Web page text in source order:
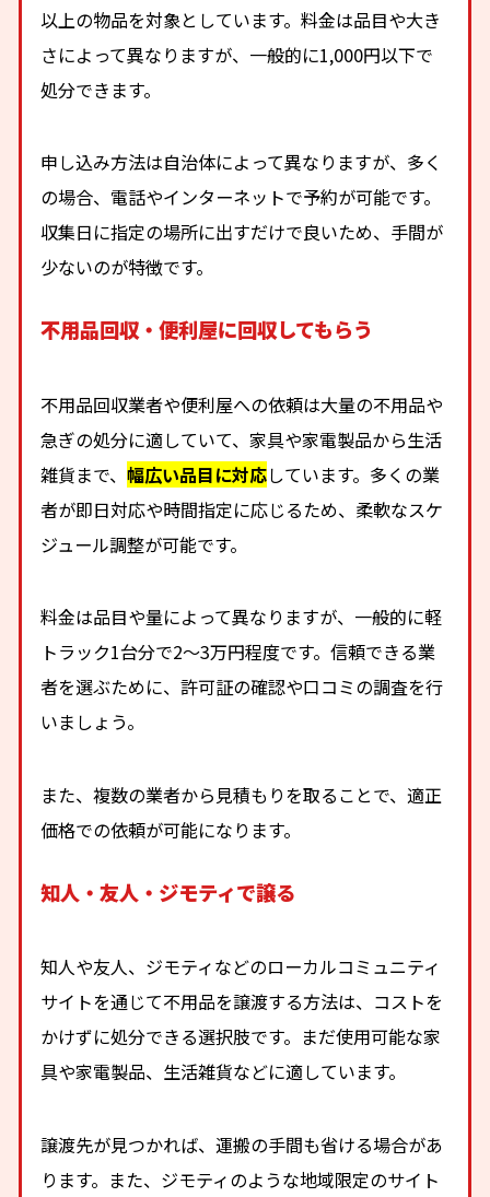
以上の物品を対象としています。料金は品目や大き
さによって異なりますが、一般的に1,000円以下で
処分できます。
申し込み方法は自治体によって異なりますが、多く
の場合、電話やインターネットで予約が可能です。
収集日に指定の場所に出すだけで良いため、手間が
少ないのが特徴です。
不用品回収・便利屋に回収してもらう
不用品回収業者や便利屋への依頼は大量の不用品や
急ぎの処分に適していて、家具や家電製品から生活
雑貨まで、幅広い品目に対応しています。多くの業
者が即日対応や時間指定に応じるため、柔軟なスケ
ジュール調整が可能です。
料金は品目や量によって異なりますが、一般的に軽
トラック1台分で2〜3万円程度です。信頼できる業
者を選ぶために、許可証の確認や口コミの調査を行
いましょう。
また、複数の業者から見積もりを取ることで、適正
価格での依頼が可能になります。
知人・友人・ジモティで譲る
知人や友人、ジモティなどのローカルコミュニティ
サイトを通じて不用品を譲渡する方法は、コストを
かけずに処分できる選択肢です。まだ使用可能な家
具や家電製品、生活雑貨などに適しています。
譲渡先が見つかれば、運搬の手間も省ける場合があ
ります。また、ジモティのような地域限定のサイト